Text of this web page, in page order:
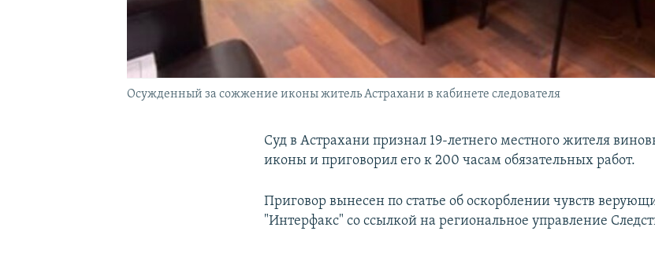
Осужденный за сожжение иконы житель Астрахани в кабинете следователя
Суд в Астрахани признал 19-летнего местного жителя
иконы и приговорил его к 200 часам обязательных работ.
Приговор вынесен по статье об оскорблении чувств
"Интерфакс" со ссылкой на региональное управление